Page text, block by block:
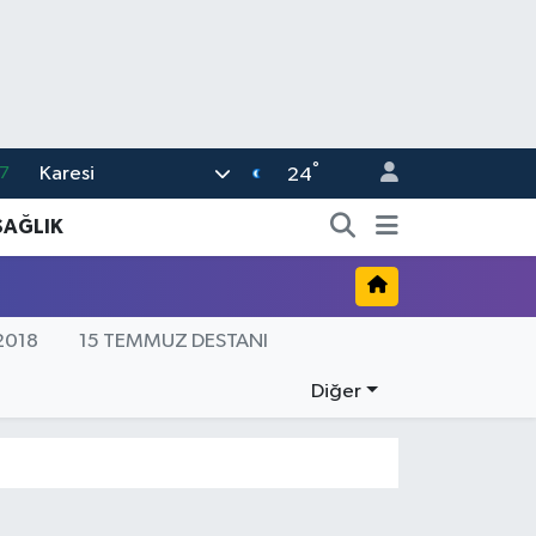
Karesi 24°
15 TEMMUZ DESTANI
Diğer